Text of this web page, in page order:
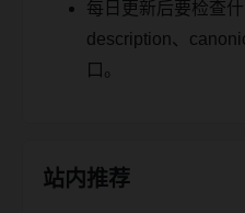
每日更新后要检查
description、
口。
站内推荐